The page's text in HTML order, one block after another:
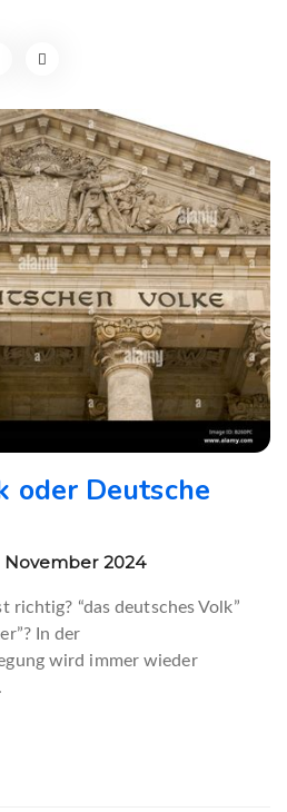
oder Deutsche
November 2024
richtig? “das deutsches Volk”
In der
wird immer wieder